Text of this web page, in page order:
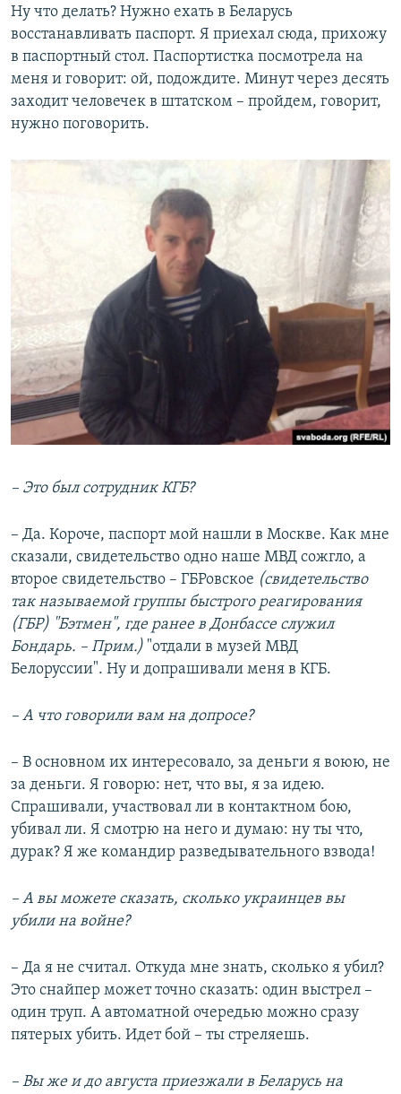
Ну что делать? Нужно ехать в Беларусь
восстанавливать паспорт. Я приехал сюда, прихожу
в паспортный стол. Паспортистка посмотрела на
меня и говорит: ой, подождите. Минут через десять
заходит человечек в штатском – пройдем, говорит,
нужно поговорить.
– Это был сотрудник КГБ?
– Да. Короче, паспорт мой нашли в Москве. Как мне
сказали, свидетельство одно наше МВД сожгло, а
второе свидетельство – ГБРовское (свидетельство
так называемой группы быстрого реагирования
(ГБР) "Бэтмен", где ранее в Донбассе служил
Бондарь. – Прим.) "отдали в музей МВД
Белоруссии". Ну и допрашивали меня в КГБ.
– А что говорили вам на допросе?
– В основном их интересовало, за деньги я воюю, не
за деньги. Я говорю: нет, что вы, я за идею.
Спрашивали, участвовал ли в контактном бою,
убивал ли. Я смотрю на него и думаю: ну ты что,
дурак? Я же командир разведывательного взвода!
– А вы можете сказать, сколько украинцев вы
убили на войне?
– Да я не считал. Откуда мне знать, сколько я убил?
Это снайпер может точно сказать: один выстрел –
один труп. А автоматной очередью можно сразу
пятерых убить. Идет бой – ты стреляешь.
– Вы же и до августа приезжали в Беларусь на